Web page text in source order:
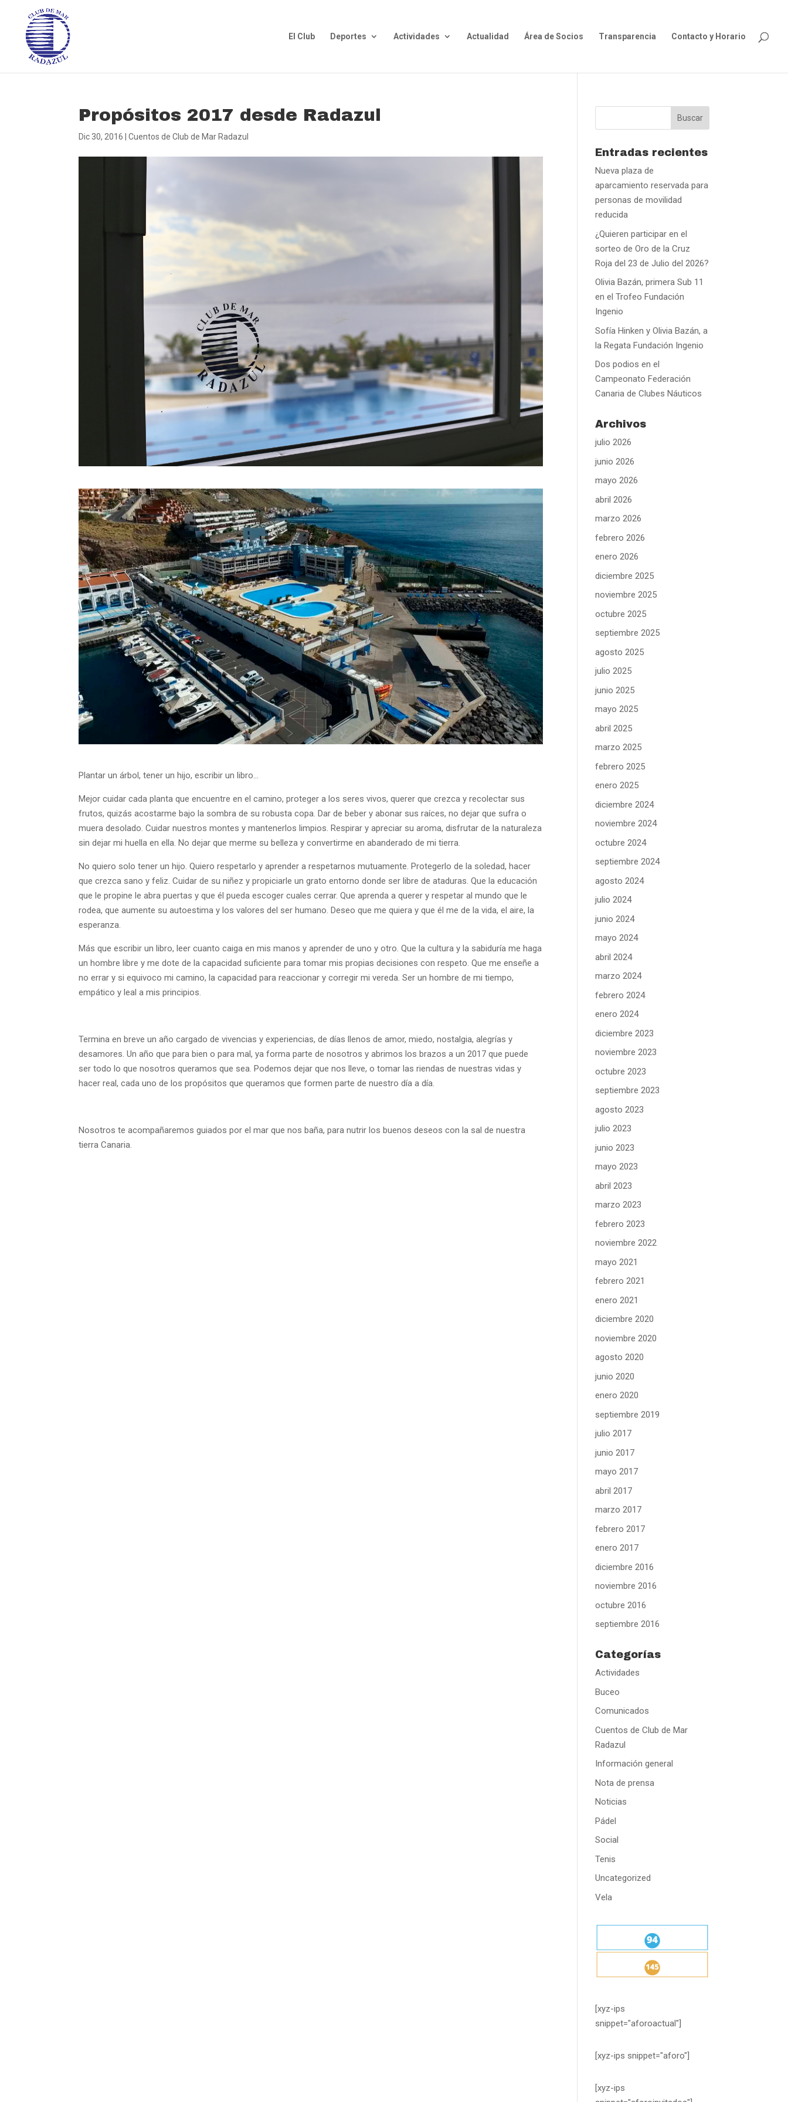
El Club Deportes Actividades Actualidad Área de Socios Transparencia Contacto y Horario
Propósitos 2017 desde Radazul
Dic 30, 2016 |Cuentos de Club de Mar Radazul
Plantar un árbol, tener un hijo, escribir un libro…
Mejor cuidar cada planta que encuentre en el camino, proteger a los seres vivos, querer que crezca y recolectar sus
frutos, quizás acostarme bajo la sombra de su robusta copa. Dar de beber y abonar sus raíces, no dejar que sufra o
muera desolado. Cuidar nuestros montes y mantenerlos limpios. Respirar y apreciar su aroma, disfrutar de la naturaleza
sin dejar mi huella en ella. No dejar que merme su belleza y convertirme en abanderado de mi tierra.
No quiero solo tener un hijo. Quiero respetarlo y aprender a respetarnos mutuamente. Protegerlo de la soledad, hacer
que crezca sano y feliz. Cuidar de su niñez y propiciarle un grato entorno donde ser libre de ataduras. Que la educación
que le propine le abra puertas y que él pueda escoger cuales cerrar. Que aprenda a querer y respetar al mundo que le
rodea, que aumente su autoestima y los valores del ser humano. Deseo que me quiera y que él me de la vida, el aire, la
esperanza.
Más que escribir un libro, leer cuanto caiga en mis manos y aprender de uno y otro. Que la cultura y la sabiduría me haga
un hombre libre y me dote de la capacidad suficiente para tomar mis propias decisiones con respeto. Que me enseñe a
no errar y si equivoco mi camino, la capacidad para reaccionar y corregir mi vereda. Ser un hombre de mi tiempo,
empático y leal a mis principios.
Termina en breve un año cargado de vivencias y experiencias, de días llenos de amor, miedo, nostalgia, alegrías y
desamores. Un año que para bien o para mal, ya forma parte de nosotros y abrimos los brazos a un 2017 que puede
ser todo lo que nosotros queramos que sea. Podemos dejar que nos lleve, o tomar las riendas de nuestras vidas y
hacer real, cada uno de los propósitos que queramos que formen parte de nuestro día a día.
Nosotros te acompañaremos guiados por el mar que nos baña, para nutrir los buenos deseos con la sal de nuestra
tierra Canaria.
Entradas recientes
Nueva plaza de
aparcamiento reservada para
personas de movilidad
reducida
¿Quieren participar en el
sorteo de Oro de la Cruz
Roja del 23 de Julio del 2026?
Olivia Bazán, primera Sub 11
en el Trofeo Fundación
Ingenio
Sofía Hinken y Olivia Bazán, a
la Regata Fundación Ingenio
Dos podios en el
Campeonato Federación
Canaria de Clubes Náuticos
Archivos
julio 2026
junio 2026
mayo 2026
abril 2026
marzo 2026
febrero 2026
enero 2026
diciembre 2025
noviembre 2025
octubre 2025
septiembre 2025
agosto 2025
julio 2025
junio 2025
mayo 2025
abril 2025
marzo 2025
febrero 2025
enero 2025
diciembre 2024
noviembre 2024
octubre 2024
septiembre 2024
agosto 2024
julio 2024
junio 2024
mayo 2024
abril 2024
marzo 2024
febrero 2024
enero 2024
diciembre 2023
noviembre 2023
octubre 2023
septiembre 2023
agosto 2023
julio 2023
junio 2023
mayo 2023
abril 2023
marzo 2023
febrero 2023
noviembre 2022
mayo 2021
febrero 2021
enero 2021
diciembre 2020
noviembre 2020
agosto 2020
junio 2020
enero 2020
septiembre 2019
julio 2017
junio 2017
mayo 2017
abril 2017
marzo 2017
febrero 2017
enero 2017
diciembre 2016
noviembre 2016
octubre 2016
septiembre 2016
Categorías
Actividades
Buceo
Comunicados
Cuentos de Club de Mar
Radazul
Información general
Nota de prensa
Noticias
Pádel
Social
Tenis
Uncategorized
Vela
[xyz-ips
snippet="aforoactual"]
[xyz-ips snippet="aforo"]
[xyz-ips